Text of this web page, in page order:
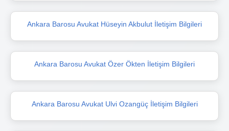
Ankara Barosu Avukat Hüseyin Akbulut İletişim Bilgileri
Ankara Barosu Avukat Özer Ökten İletişim Bilgileri
Ankara Barosu Avukat Ulvi Ozangüç İletişim Bilgileri